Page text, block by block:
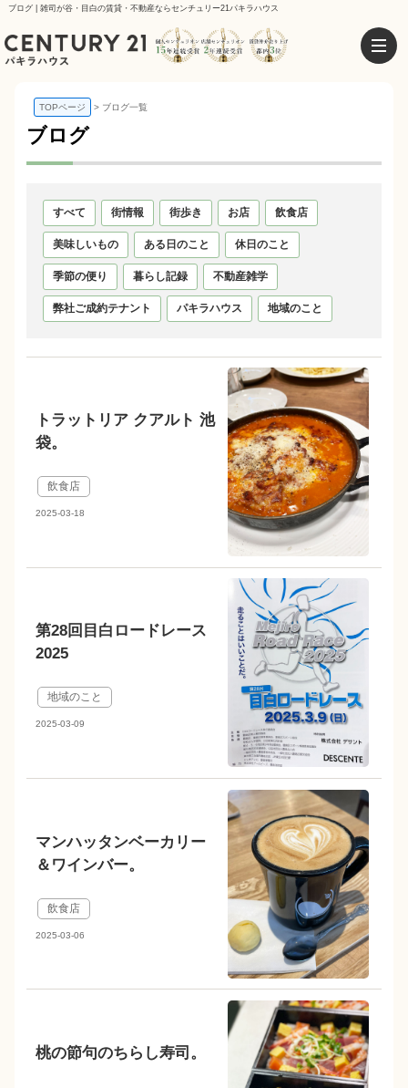
ブログ | 雑司が谷・目白の賃貸・不動産ならセンチュリー21パキラハウス
TOPページ ブログ一覧
ブログ
すべて 街情報 街歩き お店 飲食店
美味しいもの ある日のこと 休日のこと
季節の便り 暮らし記録 不動産雑学
弊社ご成約テナント パキラハウス 地域のこと
トラットリア クアルト 池
袋。
飲食店
2025-03-18
第28回目白ロードレース
2025
地域のこと
2025-03-09
マンハッタンベーカリー
＆ワインバー。
飲食店
2025-03-06
桃の節句のちらし寿司。